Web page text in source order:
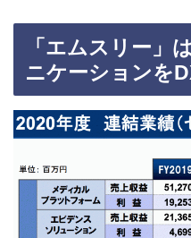
「エムスリー」
ニケーションを